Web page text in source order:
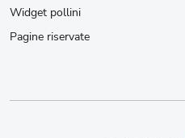
Widget pollini
Pagine riservate